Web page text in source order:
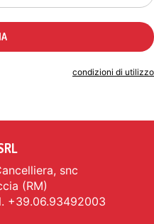
condizioni di utilizzo
snc
(RM)
+39.06.93492003